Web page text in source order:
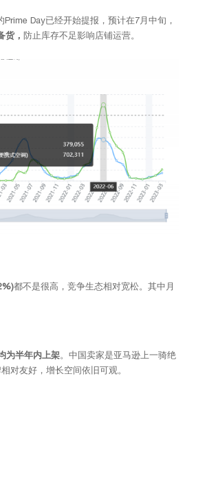
Prime Day已经开始提报，预计在7月中旬，
货， 防止库存不足影响店铺运营。
都不是很高，竞争生态相对宽松。其中月
为半年内上架。中国卖家是亚马逊上一骑绝
对友好，增长空间依旧可观。